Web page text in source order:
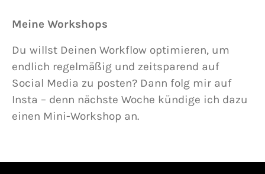
Meine Workshops
Du willst Deinen Workflow optimieren, um
endlich regelmäßig und zeitsparend auf
Social Media zu posten? Dann folg mir auf
Insta – denn nächste Woche kündige ich dazu
einen Mini-Workshop an.